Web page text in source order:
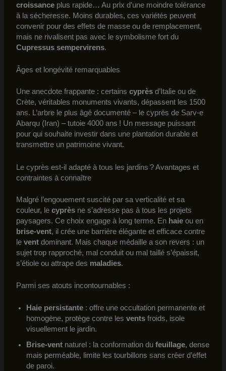
croissanceplus rapide… Au prix d’une moindre tolérance
à la sécheresse. Moins durables, ces variétés peuvent
convenir pour des effets de masse ou de remplacement,
mais ne rivalisent pas avec le symbolisme fort du
Cupressus sempervirens.
Âges et longévité remarquables
Une anecdote frappante : certains cyprèsd’Italie ou de
Crète, véritables monuments vivants, dépassent les 1500
ans. L’arbre le plus âgé documenté – le cyprès de Sarv-e
Abarqu (Iran) – tutoie 4000 ans ! Un message puissant
pour qui souhaite investir dans une plantation durable et
transmettre un patrimoine vivant.
Le cyprès est-il adapté à tous les jardins ? Avantages et
contraintes à connaître
Malgré l’engouement suscité par sa verticalité et sa
couleur, le cyprèsne s’adresse pas à tous les projets
paysagers. Ce choix engage à long terme. En haieou en
brise-vent, il crée une barrière élégante et efficace contre
le ventdominant. Mais chaque médaille a son revers : un
sujet trop rapproché, mal conduit ou mal taillé s’épaissit,
s’étiole ou attrape des maladies.
Parmi ses atouts incontournables :
Haie persistante: offre une occultation permanente et
homogène, protège contre les ventsfroids, isole
visuellement le jardin.
Brise-ventnaturel : la conformation du feuillage, dense
mais perméable, limite les tourbillons sans créer d’effet
de paroi.